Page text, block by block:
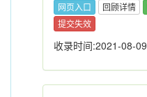
网页入口 回顾详情
提交失效
收录时间:2021-08-09